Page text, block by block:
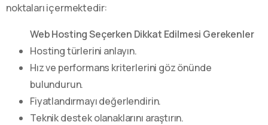
noktaları içermektedir:
Web Hosting Seçerken Dikkat Edilmesi Gerekenler
Hosting türlerini anlayın.
Hız ve performans kriterlerini göz önünde
bulundurun.
Fiyatlandırmayı değerlendirin.
Teknik destek olanaklarını araştırın.